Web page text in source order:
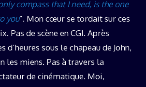
compass that I need, is the one
you”. Mon cœur se tordait sur ces
Pas de scène en CGI. Après
d’heures sous le chapeau de John,
les miens. Pas à travers la
de cinématique. Moi,